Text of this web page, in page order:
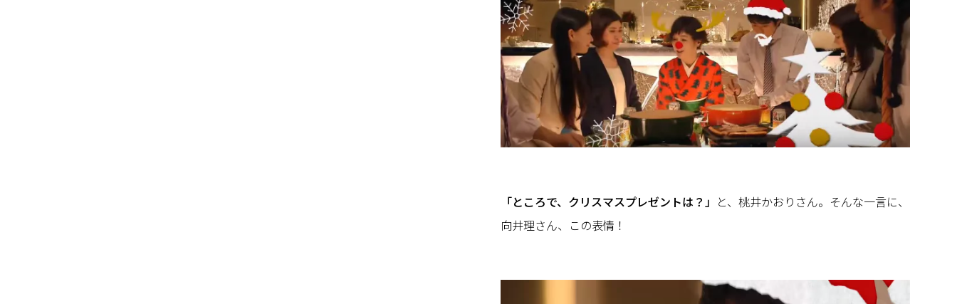
「ところで、クリスマスプレゼントは？」 と、桃井かおりさん。そんな一言に、
向井理さん、この表情！